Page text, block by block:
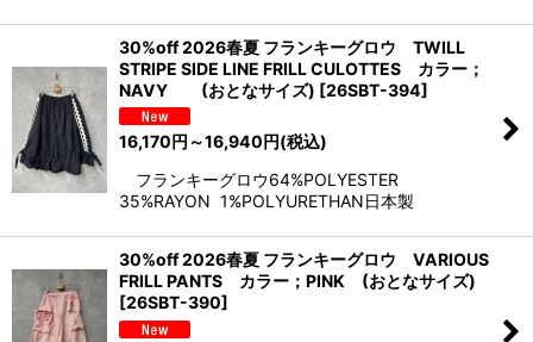
30%off 2026春夏 フランキーグロウ TWILL
STRIPE SIDE LINE FRILL CULOTTES カラー；
NAVY (おとなサイズ) [26SBT-394]
16,170円 ～16,940円(税込)
フランキーグロウ64%POLYESTER
35%RAYON 1%POLYURETHAN日本製
30%off 2026春夏 フランキーグロウ VARIOUS
FRILL PANTS カラー；PINK (おとなサイズ)
[26SBT-390]